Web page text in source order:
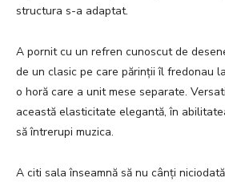
structura s-a adaptat.
A pornit cu un refren cunoscut de
de un clasic pe care părinții îl fredonau
o horă care a unit mese separate.
această elasticitate elegantă, în
să întrerupi muzica.
A citi sala înseamnă să nu cânți